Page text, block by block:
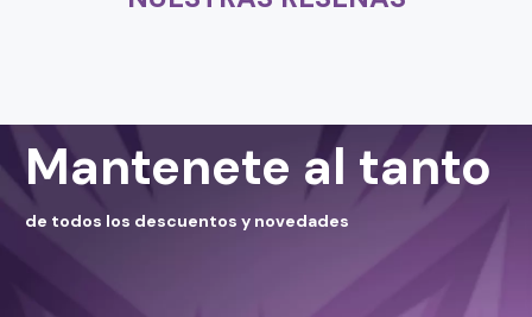
Mantenete al tanto
de todos los descuentos y novedades